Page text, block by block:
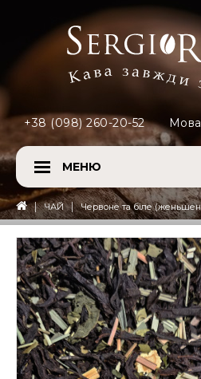
+38 (098) 260-20-52 Мова
МЕНЮ
ЧАЙ Червоне та біле